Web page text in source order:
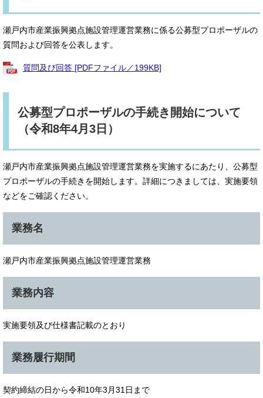
瀬戸内市産業振興拠点施設管理運営業務に係る公募型プロポーザルの
質問および回答を公表します。
質問及び回答 [PDFファイル／199KB]
公募型プロポーザルの手続き開始について
（令和8年4月3日）
瀬戸内市産業振興拠点施設管理運営業務を実施するにあたり、公募型
プロポーザルの手続きを開始します。詳細につきましては、実施要領
などをご確認ください。
業務名
瀬戸内市産業振興拠点施設管理運営業務
業務内容
実施要領及び仕様書記載のとおり
業務履行期間
契約締結の日から令和10年3月31日まで